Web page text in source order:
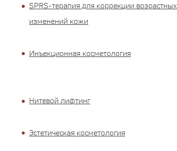
SPRS-терапия для коррекции возрастных
изменений кожи
Инъекционная косметология
Нитевой лифтинг
Эстетическая косметология